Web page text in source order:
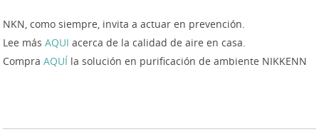
NKN, como siempre, invita a actuar en prevención.
Lee más AQUI acerca de la calidad de aire en casa.
Compra AQUÍ la solución en purificación de ambiente NIKKENN